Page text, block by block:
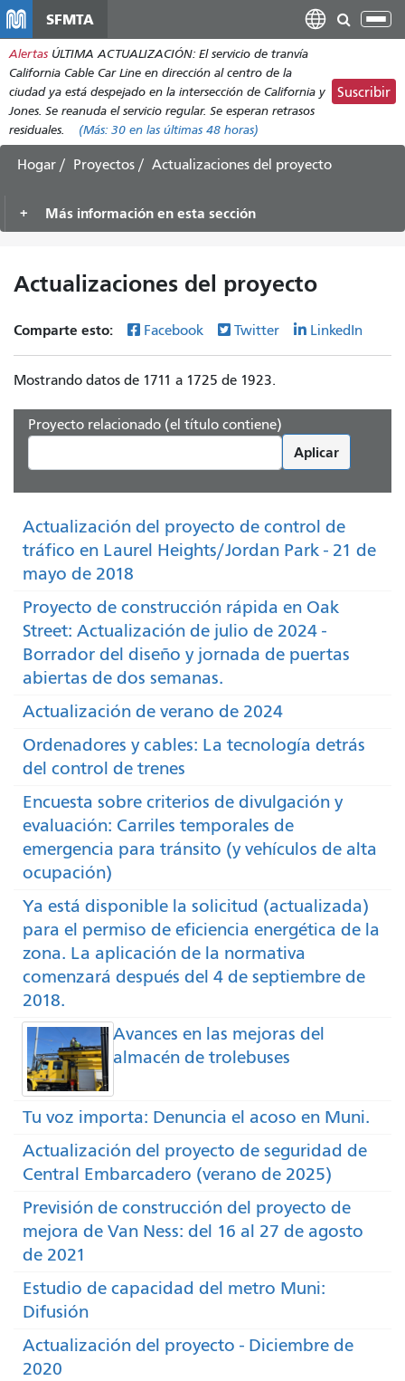
contenido
principal
SFMTA
Alertas ÚLTIMA ACTUALIZACIÓN: El servicio de tranvía
California Cable Car Line en dirección al centro de la
ciudad ya está despejado en la intersección de California y
Jones. Se reanuda el servicio regular. Se esperan retrasos
residuales.
(Más: 30 en las últimas 48 horas)
Suscribir
Hogar Proyectos Actualizaciones del proyecto
Más información en esta sección
Actualizaciones del proyecto
Comparte esto: Facebook Twitter LinkedIn
Mostrando datos de 1711 a 1725 de 1923.
Proyecto relacionado (el título contiene)
Aplicar
Actualización del proyecto de control de
tráfico en Laurel Heights/Jordan Park - 21 de
mayo de 2018
Proyecto de construcción rápida en Oak
Street: Actualización de julio de 2024 -
Borrador del diseño y jornada de puertas
abiertas de dos semanas.
Actualización de verano de 2024
Ordenadores y cables: La tecnología detrás
del control de trenes
Encuesta sobre criterios de divulgación y
evaluación: Carriles temporales de
emergencia para tránsito (y vehículos de alta
ocupación)
Ya está disponible la solicitud (actualizada)
para el permiso de eficiencia energética de la
zona. La aplicación de la normativa
comenzará después del 4 de septiembre de
2018.
Avances en las mejoras del
almacén de trolebuses
Tu voz importa: Denuncia el acoso en Muni.
Actualización del proyecto de seguridad de
Central Embarcadero (verano de 2025)
Previsión de construcción del proyecto de
mejora de Van Ness: del 16 al 27 de agosto
de 2021
Estudio de capacidad del metro Muni:
Difusión
Actualización del proyecto - Diciembre de
2020